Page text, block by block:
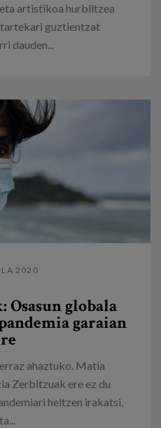
artistikoa hurbiltzea
guztientzat
dauden...
2020
globala
garaian
ahaztuko. Matia
Zerbitzuak ere ez du
heltzen irakatsi,